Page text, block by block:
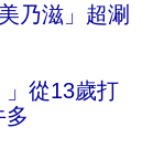
乃滋」超涮
」從13歲打
多